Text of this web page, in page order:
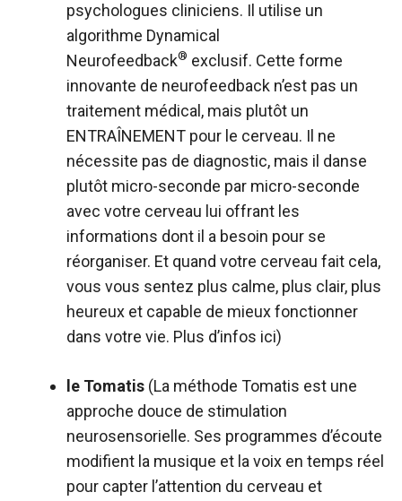
psychologues cliniciens. Il utilise un
algorithme Dynamical
Neurofeedback® exclusif. Cette forme
innovante de neurofeedback n’est pas un
traitement médical, mais plutôt un
ENTRAÎNEMENT pour le cerveau. Il ne
nécessite pas de diagnostic, mais il danse
plutôt micro-seconde par micro-seconde
avec votre cerveau lui offrant les
informations dont il a besoin pour se
réorganiser. Et quand votre cerveau fait cela,
vous vous sentez plus calme, plus clair, plus
heureux et capable de mieux fonctionner
dans votre vie. Plus d’infos ici)
le Tomatis (La méthode Tomatis est une
approche douce de stimulation
neurosensorielle. Ses programmes d’écoute
modifient la musique et la voix en temps réel
pour capter l’attention du cerveau et